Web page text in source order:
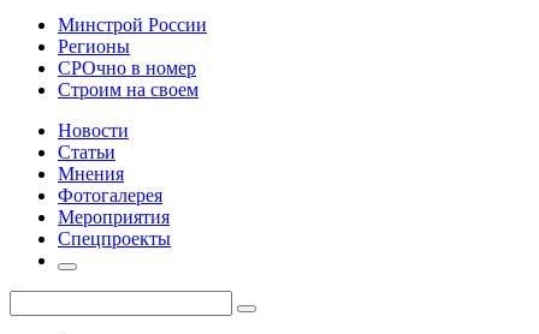
Минстрой России
Регионы
СРОчно в номер
Строим на своем
Новости
Статьи
Мнения
Фотогалерея
Мероприятия
Спецпроекты